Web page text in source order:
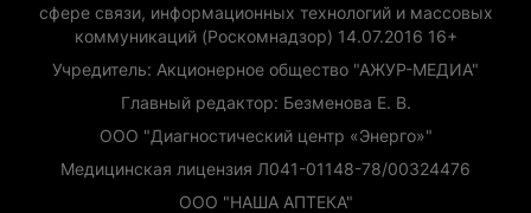
сфере связи, информационных технологий и массовых
коммуникаций (Роскомнадзор) 14.07.2016 16+
Учредитель: Акционерное общество "АЖУР-МЕДИА"
Главный редактор: Безменова Е. В.
ООО "Диагностический центр «Энерго»"
Медицинская лицензия Л041-01148-78/00324476
ООО "НАША АПТЕКА"